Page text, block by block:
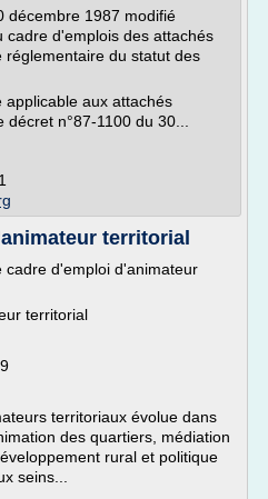
décembre 1987 modifié
cadre d'emplois des attachés
du statut des
applicable aux attachés
n°87-1100 du 30...
territorial
cadre d'emploi d'animateur
territorial
territoriaux évolue dans
des quartiers, médiation
rural et politique
seins...